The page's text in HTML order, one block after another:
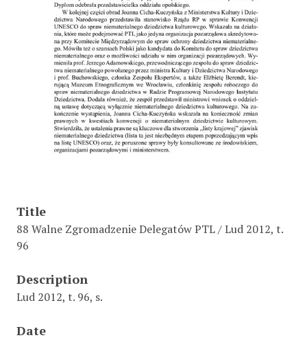
Title
88 Walne Zgromadzenie Delegatów PTL / Lud 2012, t.
96
Description
Lud 2012, t. 96, s.
Date